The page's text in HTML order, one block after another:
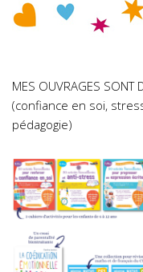
MES OUVRAGES SONT
(confiance en soi,
pédagogie)